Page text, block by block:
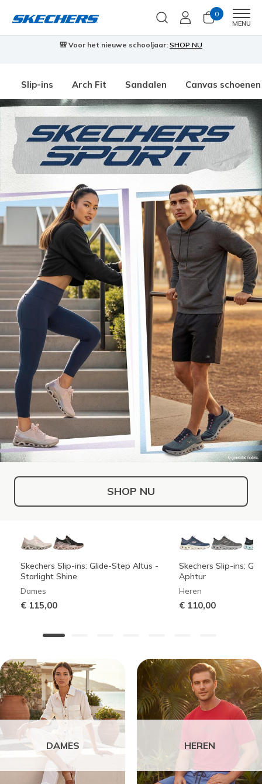
0
MENU
🎒 Voor het nieuwe schooljaar: SHOP NU
Slip-ins Arch Fit Sandalen Canvas schoenen
SHOP NU
Skechers Slip-ins: Glide-Step Altus -
Starlight Shine
Dames
€ 115,00
Skechers Slip-ins:
Aphtur
Heren
€ 110,00
DAMES HEREN